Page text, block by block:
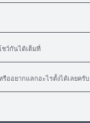
ว์กันได้เต็มที่
ออยากแลกอะไรตั้งได้เลยครับ